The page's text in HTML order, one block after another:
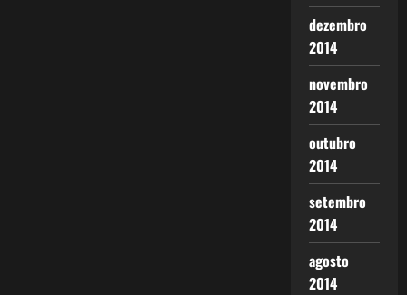
dezembro
2014
novembro
2014
outubro
2014
setembro
2014
agosto
2014